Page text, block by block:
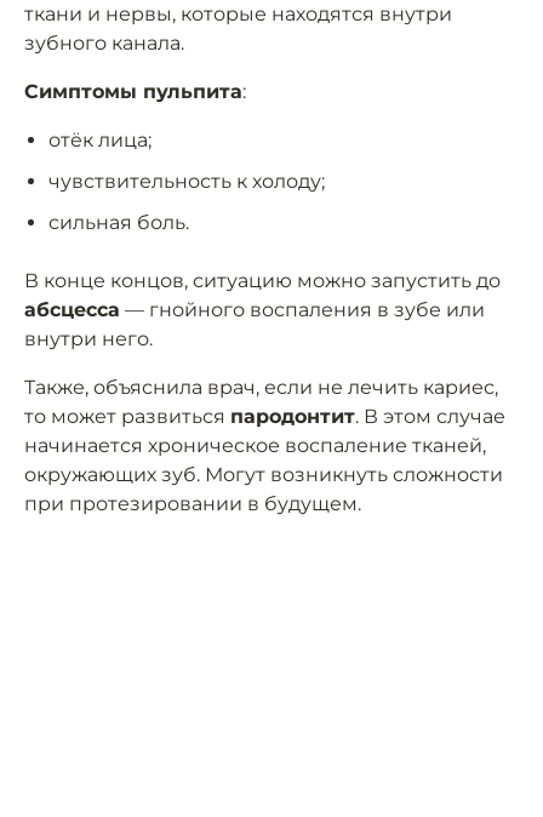
ткани и нервы, которые находятся внутри
зубного канала.
Симптомы пульпита:
отёк лица;
чувствительность к холоду;
сильная боль.
В конце концов, ситуацию можно запустить до
абсцесса — гнойного воспаления в зубе или
внутри него.
Также, объяснила врач, если не лечить кариес,
то может развиться пародонтит. В этом случае
начинается хроническое воспаление тканей,
окружающих зуб. Могут возникнуть сложности
при протезировании в будущем.